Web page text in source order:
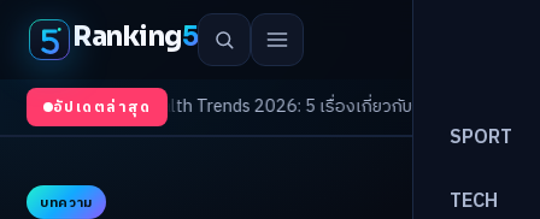
Ranking5
SPORT
TECH
อัปเดตล่าสุด
/Health Trends 2026: 5 เรื่องเกี่ยวกับการแพทย์ที่ควรรู้
บทความ